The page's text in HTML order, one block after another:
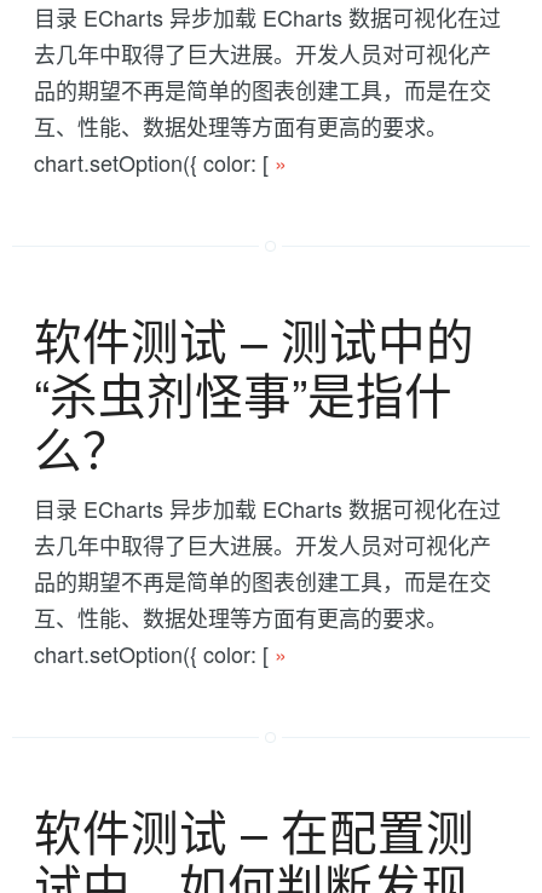
目录 ECharts 异步加载 ECharts 数据可视化在过
去几年中取得了巨大进展。开发人员对可视化产
品的期望不再是简单的图表创建工具，而是在交
互、性能、数据处理等方面有更高的要求。
chart.setOption({ color: [ »
软件测试 -- 测试中的
“杀虫剂怪事”是指什
么？
目录 ECharts 异步加载 ECharts 数据可视化在过
去几年中取得了巨大进展。开发人员对可视化产
品的期望不再是简单的图表创建工具，而是在交
互、性能、数据处理等方面有更高的要求。
chart.setOption({ color: [ »
软件测试 -- 在配置测